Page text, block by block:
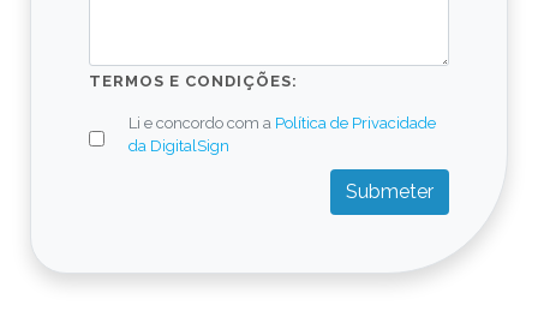
TERMOS E CONDIÇÕES:
Li e concordo com a Política de Privacidade
da DigitalSign
Submeter